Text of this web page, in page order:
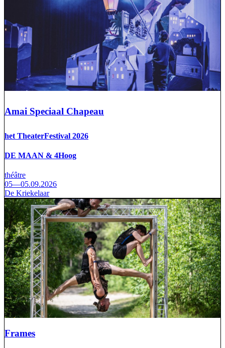
Amai Speciaal Chapeau
het TheaterFestival 2026
DE MAAN & 4Hoog
théâtre
05—05.09.2026
De Kriekelaar
Frames